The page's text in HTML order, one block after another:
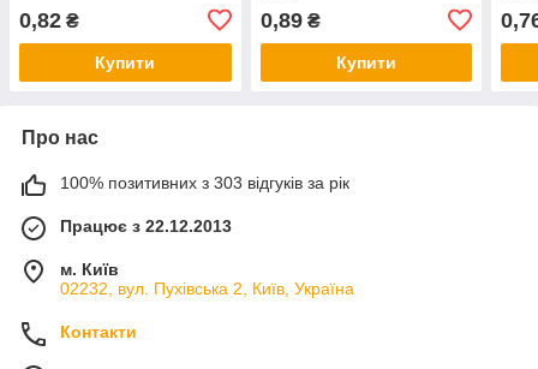
0,82 ₴
Купити
0,89₴
Купити
Про нас
100% позитивних з 303 відгуків за рік
Працює з 22.12.2013
м. Київ
02232, вул. Пухівська 2, Київ, Україна
Контакти